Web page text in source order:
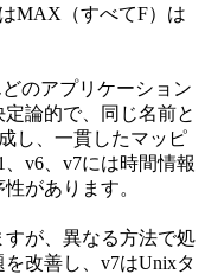
MAX（すべてF）は
のアプリケーション
論的で、同じ名前と
し、一貫したマッピ
v6、v7には時間情報
があります。
が、異なる方法で処
改善し、v7はUnixタ